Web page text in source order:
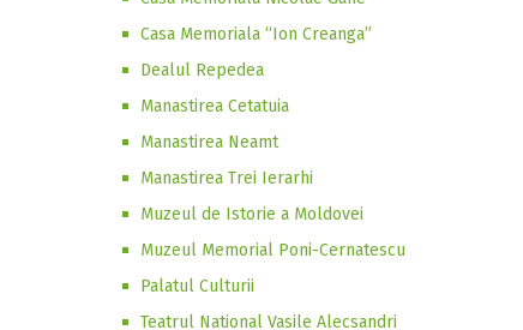
Casa Memoriala “Ion Creanga”
Dealul Repedea
Manastirea Cetatuia
Manastirea Neamt
Manastirea Trei Ierarhi
Muzeul de Istorie a Moldovei
Muzeul Memorial Poni-Cernatescu
Palatul Culturii
Teatrul National Vasile Alecsandri